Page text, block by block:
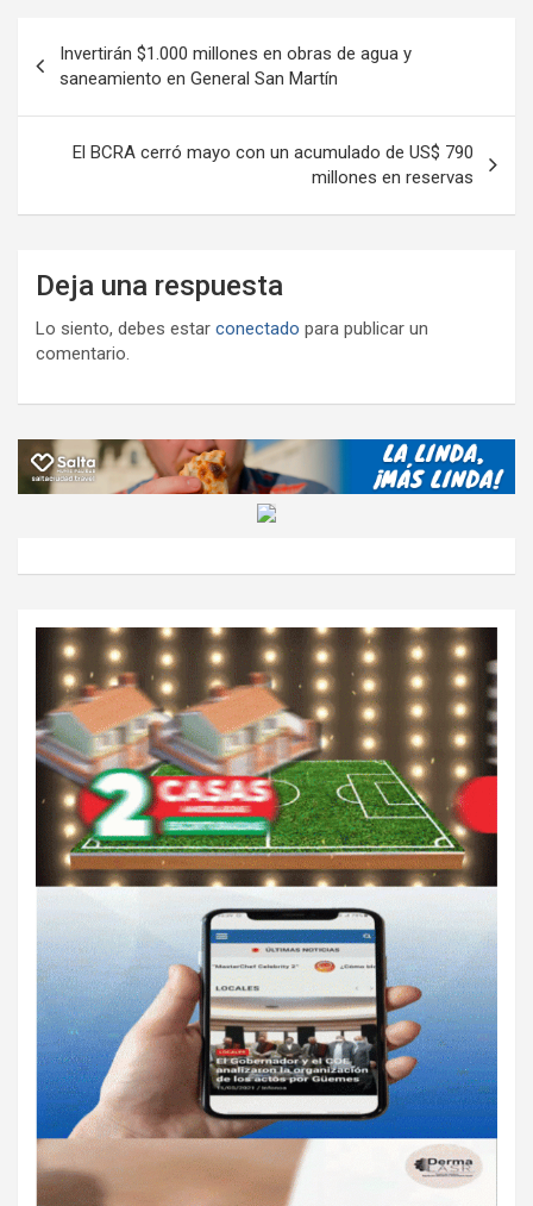
k
p
ail
tir
Navegación
de
entradas
Invertirán $1.000 millones en obras de agua y
saneamiento en General San Martín
El BCRA cerró mayo con un acumulado de US$ 790
millones en reservas
Deja una respuesta
Lo siento, debes estar conectado para publicar un
comentario.